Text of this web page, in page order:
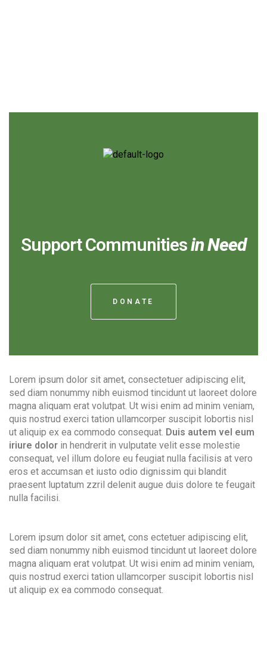
Lorem ipsum dolor sit amet, consectetuer adipiscing elit,
sed diam nonummy nibh euismod tincidunt ut laoreet dolore
magna aliquam erat volutpat. Ut wisi enim ad minim veniam,
quis nostrud exerci tation ullamcorper suscipit lobortis nisl
ut aliquip ex ea commodo consequat. Duis autem vel eum
iriure dolor in hendrerit in vulputate velit esse molestie
consequat, vel illum dolore eu feugiat nulla facilisis at vero
eros et accumsan et iusto odio dignissim qui blandit
praesent luptatum zzril delenit augue duis dolore te feugait
nulla facilisi.
Lorem ipsum dolor sit amet, cons ectetuer adipiscing elit,
sed diam nonummy nibh euismod tincidunt ut laoreet dolore
magna aliquam erat volutpat. Ut wisi enim ad minim veniam,
quis nostrud exerci tation ullamcorper suscipit lobortis nisl
ut aliquip ex ea commodo consequat.
Support Communitiesin Need
DONATE